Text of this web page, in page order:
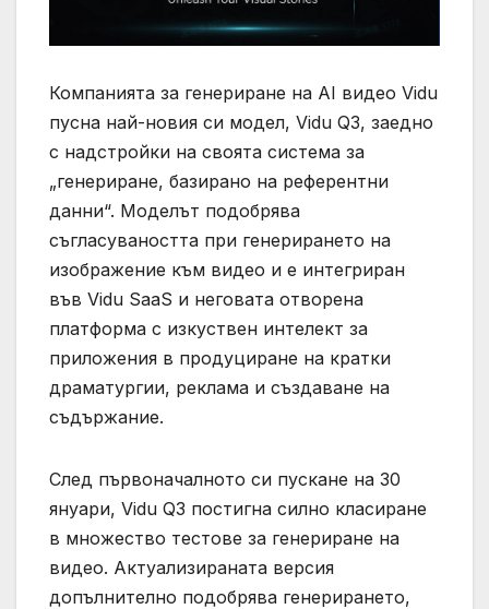
Компанията за генериране на AI видео Vidu
пусна най-новия си модел, Vidu Q3, заедно
с надстройки на своята система за
„генериране, базирано на референтни
данни“. Моделът подобрява
съгласуваността при генерирането на
изображение към видео и е интегриран
във Vidu SaaS и неговата отворена
платформа с изкуствен интелект за
приложения в продуциране на кратки
драматургии, реклама и създаване на
съдържание.
След първоначалното си пускане на 30
януари, Vidu Q3 постигна силно класиране
в множество тестове за генериране на
видео. Актуализираната версия
допълнително подобрява генерирането,